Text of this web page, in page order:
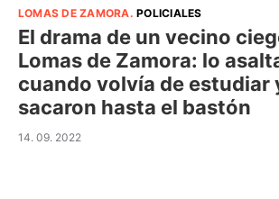
LOMAS DE ZAMORA.POLICIALES
El drama de un vecino
Lomas de Zamora: lo
cuando volvía de estudiar
sacaron hasta el bastón
14. 09. 2022